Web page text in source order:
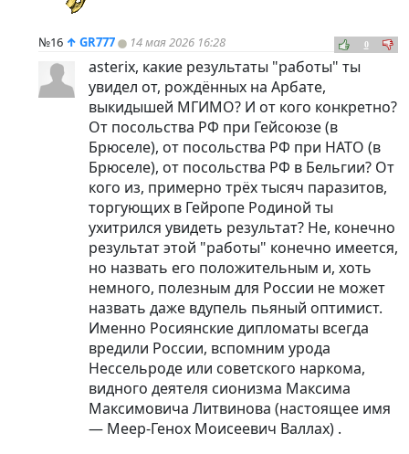
№16 ↑ GR777 14 мая 2026 16:28 0
asterix, какие результаты "работы" ты
увидел от, рождённых на Арбате,
выкидышей МГИМО? И от кого конкретно?
От посольства РФ при Гейсоюзе (в
Брюселе), от посольства РФ при НАТО (в
Брюселе), от посольства РФ в Бельгии? От
кого из, примерно трёх тысяч паразитов,
торгующих в Гейропе Родиной ты
ухитрился увидеть результат? Не, конечно
результат этой "работы" конечно имеется,
но назвать его положительным и, хоть
немного, полезным для России не может
назвать даже вдупель пьяный оптимист.
Именно Росиянские дипломаты всегда
вредили России, вспомним урода
Нессельроде или советского наркома,
видного деятеля сионизма Максима
Максимовича Литвинова (настоящее имя
— Меер-Генох Моисеевич Валлах) .